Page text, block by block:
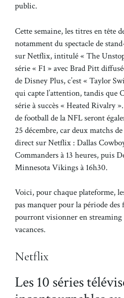
public.
Cette semaine, les titres en tête
notamment du spectacle de
sur Netflix, intitulé « The
série « F1 » avec Brad Pitt
de Disney Plus, c’est « Taylor
qui capte l’attention, tandis que
série à succès « Heated Rivalry
de football de la NFL seront
25 décembre, car deux matchs
direct sur Netflix : Dallas
Commanders à 13 heures, puis
Minnesota Vikings à 16h30.
Voici, pour chaque plateforme,
pas manquer pour la période des
pourront visionner en streaming
vacances.
Netflix
Les 10 séries